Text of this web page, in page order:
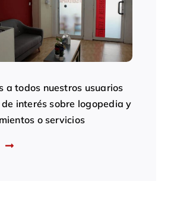
a todos nuestros usuarios
interés sobre logopedia y
o servicios